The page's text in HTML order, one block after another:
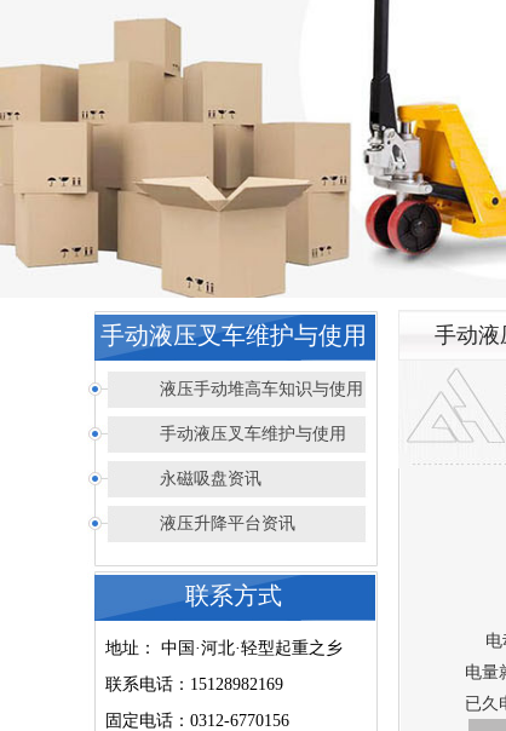
手动液压叉车维护与使用
液压手动堆高车知识与使用
手动液压叉车维护与使用
永磁吸盘资讯
液压升降平台资讯
联系方式
地址： 中国·河北·轻型起重之乡
联系电话：15128982169
固定电话：0312-6770156
手动液
电
电量
已久